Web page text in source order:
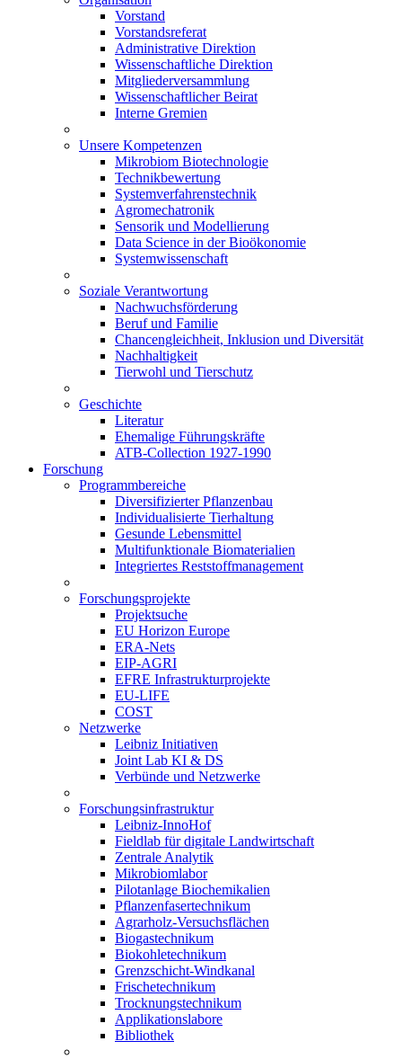
Vorstand
Vorstandsreferat
Administrative Direktion
Wissenschaftliche Direktion
Mitgliederversammlung
Wissenschaftlicher Beirat
Interne Gremien
Unsere Kompetenzen
Mikrobiom Biotechnologie
Technikbewertung
Systemverfahrenstechnik
Agromechatronik
Sensorik und Modellierung
Data Science in der Bioökonomie
Systemwissenschaft
Soziale Verantwortung
Nachwuchsförderung
Beruf und Familie
Chancengleichheit, Inklusion und Diversität
Nachhaltigkeit
Tierwohl und Tierschutz
Geschichte
Literatur
Ehemalige Führungskräfte
ATB-Collection 1927-1990
Forschung
Programmbereiche
Diversifizierter Pflanzenbau
Individualisierte Tierhaltung
Gesunde Lebensmittel
Multifunktionale Biomaterialien
Integriertes Reststoffmanagement
Forschungsprojekte
Projektsuche
EU Horizon Europe
ERA-Nets
EIP-AGRI
EFRE Infrastrukturprojekte
EU-LIFE
COST
Netzwerke
Leibniz Initiativen
Joint Lab KI & DS
Verbünde und Netzwerke
Forschungsinfrastruktur
Leibniz-InnoHof
Fieldlab für digitale Landwirtschaft
Zentrale Analytik
Mikrobiomlabor
Pilotanlage Biochemikalien
Pflanzenfasertechnikum
Agrarholz-Versuchsflächen
Biogastechnikum
Biokohletechnikum
Grenzschicht-Windkanal
Frischetechnikum
Trocknungstechnikum
Applikationslabore
Bibliothek